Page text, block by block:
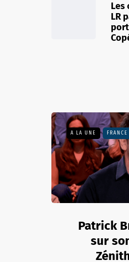
Les
LR
A LA UNE FRANCE
Patrick
sur